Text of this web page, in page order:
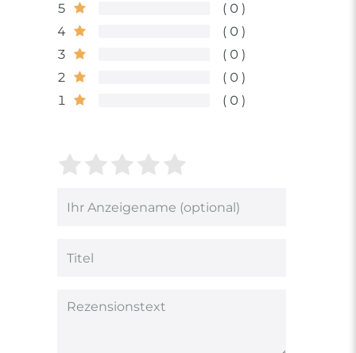
5
0
4
0
3
0
2
0
1
0
Bewertungssterne
von
4
von
3
2
von
1
von
Bewertungssternen
Anzeigename